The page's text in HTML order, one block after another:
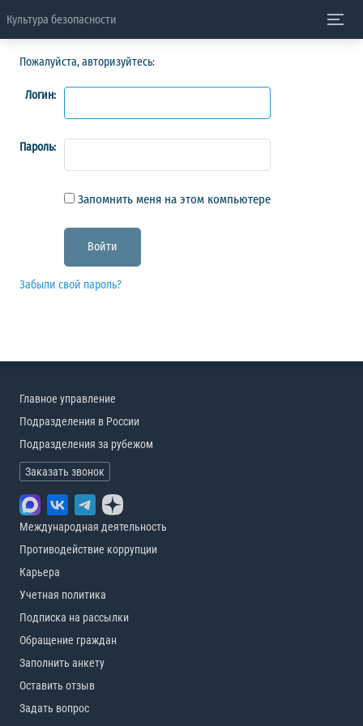
Культура безопасности
Пожалуйста, авторизуйтесь:
Логин:
Пароль:
Запомнить меня на этом компьютере
Забыли свой пароль?
Главное управление
Подразделения в России
Подразделения за рубежом
Заказать звонок
Международная деятельность
Противодействие коррупции
Карьера
Учетная политика
Подписка на рассылки
Обращение граждан
Заполнить анкету
Оставить отзыв
Задать вопрос